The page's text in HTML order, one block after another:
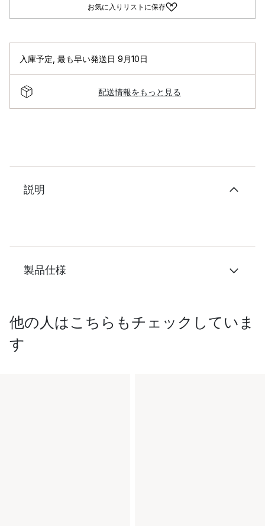
お気に入りリストに保存
入庫予定 最も早い発送日 9月10日
配送情報をもっと見る
説明
製品仕様
他の人はこちらもチェックしていま
す